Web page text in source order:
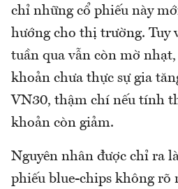
chỉ những cổ phiếu này
hướng cho thị trường. Tuy
tuần qua vẫn còn mờ
khoản chưa thực sự gia
VN30, thậm chí nếu tính
khoản còn giảm.
Nguyên nhân được chỉ ra
phiếu blue-chips không rõ